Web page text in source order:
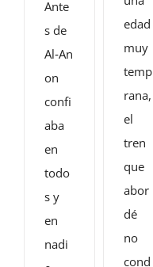
Ante
s de
Al‑An
on
confi
aba
en
todo
s y
en
nadi
edad
muy
temp
rana,
el
tren
que
abor
dé
no
cond